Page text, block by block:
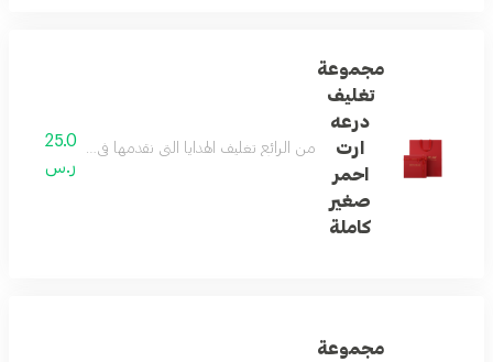
مجموعة
تغليف
درعه
ارت
احمر
صغير
كاملة
من الرائع تغليف الهدايا التي نقدمها في حياتنا ...
25.0
ر.س
مجموعة